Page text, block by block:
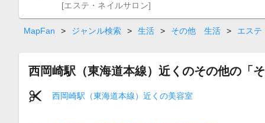
[エステ・ネイルサロン]
MapFan > ジャンル検索 > 生活 > その他 生活 > エステ
西岡崎駅（東海道本線）近くのその他の「
西岡崎駅（東海道本線）近くの美容室